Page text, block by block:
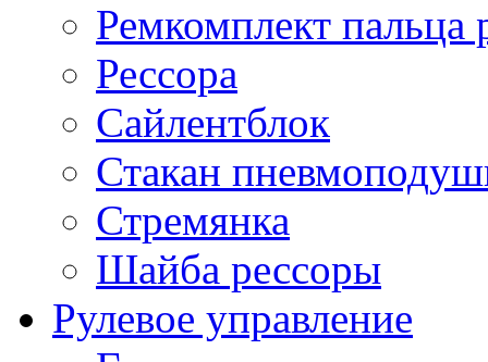
Ремкомплект пальца
Рессора
Сайлентблок
Стакан
Стремянка
Шайба рессоры
Рулевое управление